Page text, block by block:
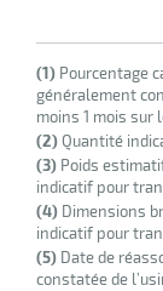
(1) Pourcentage
généralement
moins 1 mois sur
(2)Quantité
(3) Poids
indicatif pour
(4) Dimensions
indicatif pour
(5) Date de
constatée de